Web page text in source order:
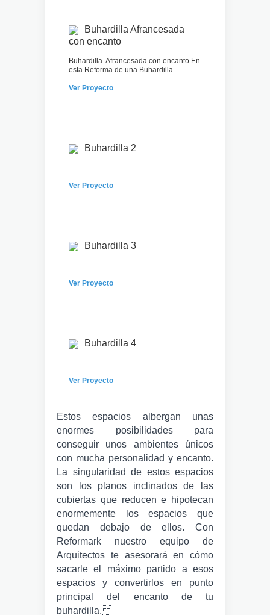
Buhardilla Afrancesada
con encanto
Buhardilla Afrancesada con encanto En
esta Reforma de una Buhardilla...
Ver Proyecto
Buhardilla 2
Ver Proyecto
Buhardilla 3
Ver Proyecto
Buhardilla 4
Ver Proyecto
Estos espacios albergan unas
enormes posibilidades para
conseguir unos ambientes únicos
con mucha personalidad y encanto.
La singularidad de estos espacios
son los planos inclinados de las
cubiertas que reducen e hipotecan
enormemente los espacios que
quedan debajo de ellos. Con
Reformark nuestro equipo de
Arquitectos te asesorará en cómo
sacarle el máximo partido a esos
espacios y convertirlos en punto
principal del encanto de tu
buhardilla.